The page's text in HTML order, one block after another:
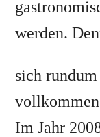
werden.
sich
vollkommen
Im Jahr